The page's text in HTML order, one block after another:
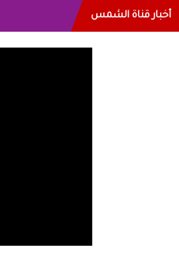
أخبار قناة الشمس